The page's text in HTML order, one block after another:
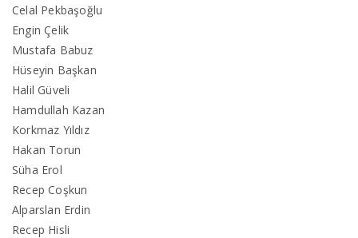
Celal Pekbaşoğlu
Engin Çelik
Mustafa Babuz
Hüseyin Başkan
Halil Güveli
Hamdullah Kazan
Korkmaz Yıldız
Hakan Torun
Süha Erol
Recep Coşkun
Alparslan Erdin
Recep Hisli